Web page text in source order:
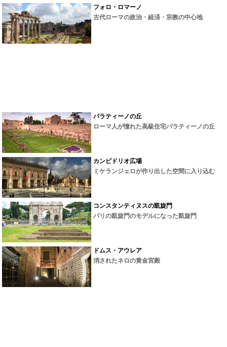
フォロ・ロマーノ
古代ローマの政治・経済・宗教の中心地
パラティーノの丘
ローマ人が憧れた高級住宅パラティーノの丘
カンピドリオ広場
ミケランジェロが作り出した空間に入り込む
コンスタンティヌスの凱旋門
パリの凱旋門のモデルになった凱旋門
ドムス・アウレア
消されたネロの黄金宮殿